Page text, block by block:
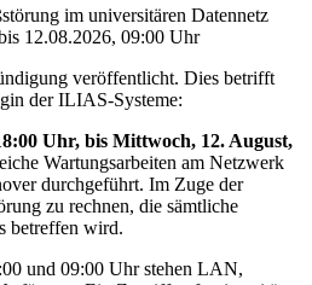
im universitären Datennetz
12.08.2026, 09:00 Uhr
veröffentlicht. Dies betrifft
der ILIAS-Systeme:
Uhr, bis Mittwoch, 12. August,
Wartungsarbeiten am Netzwerk
durchgeführt. Im Zuge der
zu rechnen, die sämtliche
betreffen wird.
und 09:00 Uhr stehen LAN,